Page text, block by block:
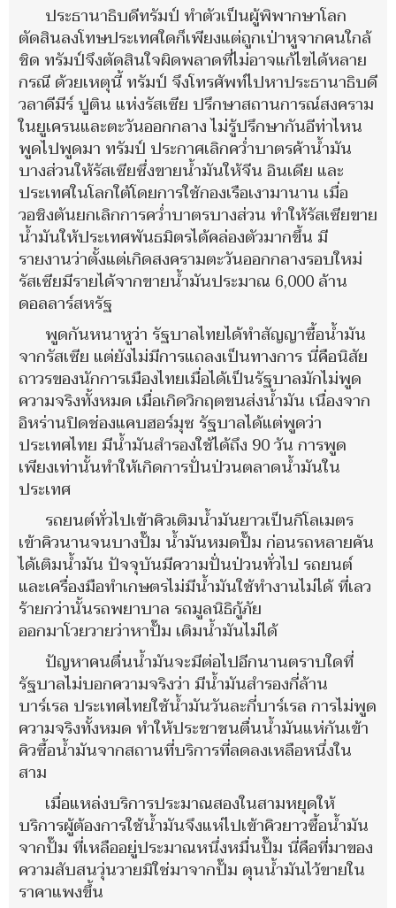
ประธานาธิบดีทรัมป์ ทำตัวเป็นผู้พิพากษาโลก
ตัดสินลงโทษประเทศใดก็เพียงแต่ถูกเป่าหูจากคนใกล้
ชิด ทรัมป์จึงตัดสินใจผิดพลาดที่ไม่อาจแก้ไขได้หลาย
กรณี ด้วยเหตุนี้ ทรัมป์ จึงโทรศัพท์ไปหาประธานาธิบดี
วลาดีมีร์ ปูติน แห่งรัสเซีย ปรึกษาสถานการณ์สงคราม
ในยูเครนและตะวันออกกลาง ไม่รู้ปรึกษากันอีท่าไหน
พูดไปพูดมา ทรัมป์ ประกาศเลิกคว่ำบาตรค้าน้ำมัน
บางส่วนให้รัสเซียซึ่งขายน้ำมันให้จีน อินเดีย และ
ประเทศในโลกใต้โดยการใช้กองเรือเงามานาน เมื่อ
วอชิงตันยกเลิกการคว่ำบาตรบางส่วน ทำให้รัสเซียขาย
น้ำมันให้ประเทศพันธมิตรได้คล่องตัวมากขึ้น มี
รายงานว่าตั้งแต่เกิดสงครามตะวันออกกลางรอบใหม่
รัสเซียมีรายได้จากขายน้ำมันประมาณ 6,000 ล้าน
ดอลลาร์สหรัฐ
พูดกันหนาหูว่า รัฐบาลไทยได้ทำสัญญาซื้อน้ำมัน
จากรัสเซีย แต่ยังไม่มีการแถลงเป็นทางการ นี่คือนิสัย
ถาวรของนักการเมืองไทยเมื่อได้เป็นรัฐบาลมักไม่พูด
ความจริงทั้งหมด เมื่อเกิดวิกฤตขนส่งน้ำมัน เนื่องจาก
อิหร่านปิดช่องแคบฮอร์มุซ รัฐบาลได้แต่พูดว่า
ประเทศไทย มีน้ำมันสำรองใช้ได้ถึง 90 วัน การพูด
เพียงเท่านั้นทำให้เกิดการปั่นป่วนตลาดน้ำมันใน
ประเทศ
รถยนต์ทั่วไปเข้าคิวเติมน้ำมันยาวเป็นกิโลเมตร
เข้าคิวนานจนบางปั๊ม น้ำมันหมดปั๊ม ก่อนรถหลายคัน
ได้เติมน้ำมัน ปัจจุบันมีความปั่นป่วนทั่วไป รถยนต์
และเครื่องมือทำเกษตรไม่มีน้ำมันใช้ทำงานไม่ได้ ที่เลว
ร้ายกว่านั้นรถพยาบาล รถมูลนิธิกู้ภัย
ออกมาโวยวายว่าหาปั๊ม เติมน้ำมันไม่ได้
ปัญหาคนตื่นน้ำมันจะมีต่อไปอีกนานตราบใดที่
รัฐบาลไม่บอกความจริงว่า มีน้ำมันสำรองกี่ล้าน
บาร์เรล ประเทศไทยใช้น้ำมันวันละกี่บาร์เรล การไม่พูด
ความจริงทั้งหมด ทำให้ประชาชนตื่นน้ำมันแห่กันเข้า
คิวซื้อน้ำมันจากสถานที่บริการที่ลดลงเหลือหนึ่งใน
สาม
เมื่อแหล่งบริการประมาณสองในสามหยุดให้
บริการผู้ต้องการใช้น้ำมันจึงแห่ไปเข้าคิวยาวซื้อน้ำมัน
จากปั๊ม ที่เหลืออยู่ประมาณหนึ่งหมื่นปั๊ม นี่คือที่มาของ
ความสับสนวุ่นวายมิใช่มาจากปั๊ม ตุนน้ำมันไว้ขายใน
ราคาแพงขึ้น